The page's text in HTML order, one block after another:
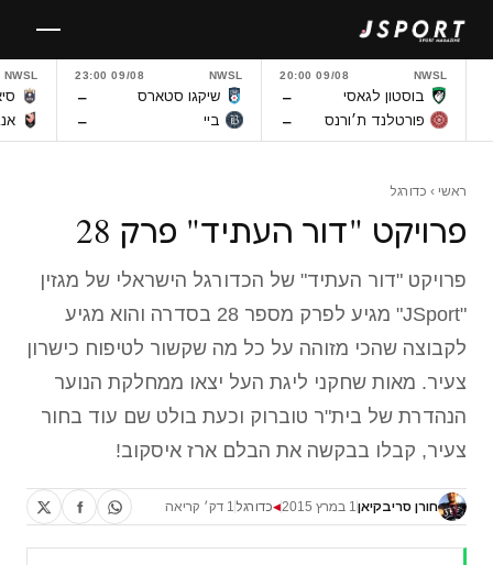
לתוכן
NWSL
09/08 20:00
בוסטון לגאסי –
פורטלנד ת׳ורנס –
NWSL
09/08 23:00
שיקגו סטארס –
ביי –
NWSL
ראשי › כדורגל
פרויקט "דור העתיד" פרק 28
פרויקט "דור העתיד" של הכדורגל הישראלי של מגזין
"JSport" מגיע לפרק מספר 28 בסדרה והוא מגיע
לקבוצה שהכי מזוהה על כל מה שקשור לטיפוח כישרון
צעיר. מאות שחקני ליגת העל יצאו ממחלקת הנוער
הנהדרת של בית"ר טוברוק וכעת בולט שם עוד בחור
צעיר, קבלו בבקשה את הבלם ארז איסקוב!
חורן סריבקיאן1 במרץ 2015 ◀כדורגל 1 דק׳ קריאה